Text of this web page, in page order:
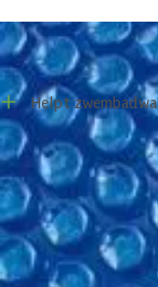
Voor- en
Helpt
Specificaties
Belangrijke